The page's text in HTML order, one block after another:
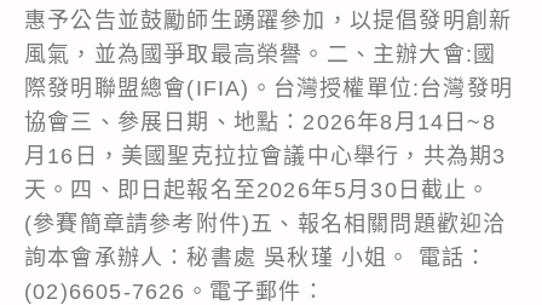
惠予公告並鼓勵師生踴躍參加，以提倡發明創新
風氣，並為國爭取最高榮譽。二、主辦大會:國
際發明聯盟總會(IFIA)。台灣授權單位:台灣發明
協會三、參展日期、地點：2026年8月14日~8
月16日，美國聖克拉拉會議中心舉行，共為期3
天。四、即日起報名至2026年5月30日截止。
(參賽簡章請參考附件)五、報名相關問題歡迎洽
詢本會承辦人：秘書處 吳秋瑾 小姐。 電話：
(02)6605-7626。電子郵件：